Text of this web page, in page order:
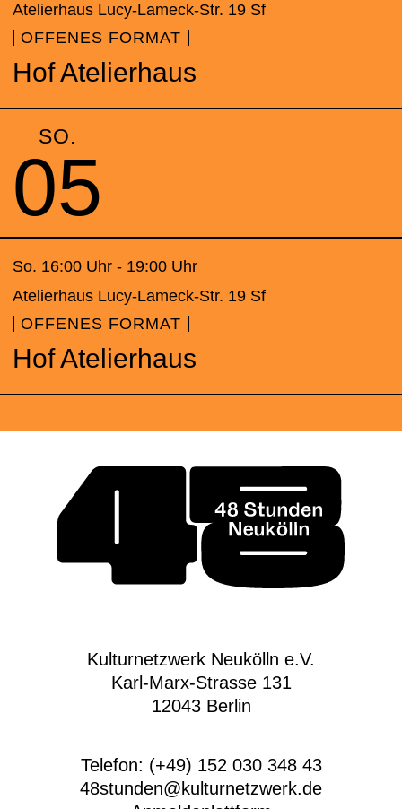
Atelierhaus Lucy-Lameck-Str. 19 Sf
OFFENES FORMAT
Hof Atelierhaus
SO.
05
So. 16:00 Uhr - 19:00 Uhr
Atelierhaus Lucy-Lameck-Str. 19 Sf
OFFENES FORMAT
Hof Atelierhaus
Kulturnetzwerk Neukölln e.V.
Karl-Marx-Strasse 131
12043 Berlin
Telefon: (+49) 152 030 348 43
48stunden@kulturnetzwerk.de